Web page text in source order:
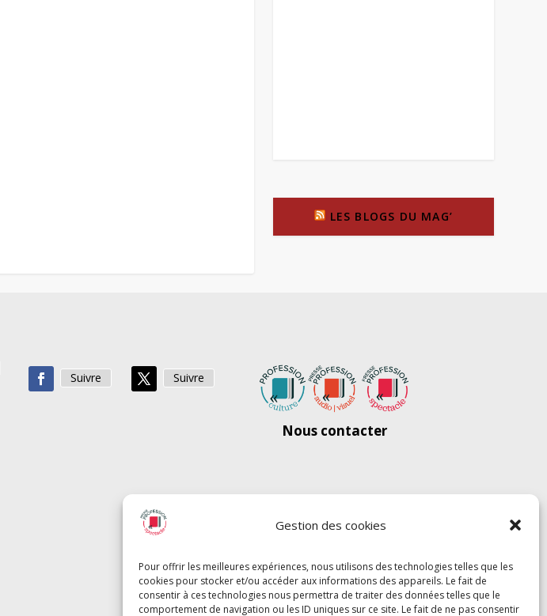
Gestion des cookies
Pour offrir les meilleures expériences, nous utilisons des technologies telles que les
cookies pour stocker et/ou accéder aux informations des appareils. Le fait de
consentir à ces technologies nous permettra de traiter des données telles que le
comportement de navigation ou les ID uniques sur ce site. Le fait de ne pas consentir
LES BLOGS DU MAG’
Suivre Suivre
Nous contacter